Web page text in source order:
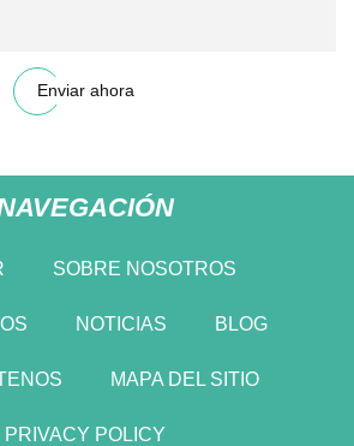
Enviar ahora
SOBRE NOSOTROS
NOTICIAS BLOG
MAPA DEL SITIO
PRIVACY POLICY